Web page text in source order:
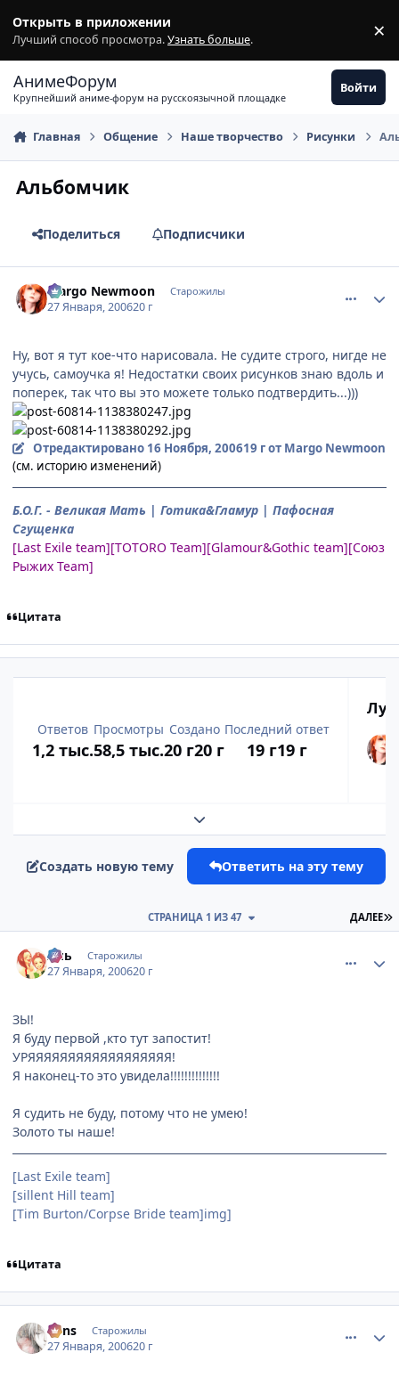
Открыть в приложении
Лучший способ просмотра.Узнать больше. ×
АнимеФорум
Крупнейший аниме-форум на русскоязычной площадке
Войти
Главная Общение Наше творчество Рисунки
Альбомчик
Поделиться Подписчики
Margo Newmoon Старожилы
27 Января, 200620 г
Ну, вот я тут кое-что нарисовала. Не судите строго, нигде не
учусь, самоучка я! Недостатки своих рисунков знаю вдоль и
поперек, так что вы это можете только подтвердить...)))
Отредактировано 16 Ноября, 200619 гот Margo Newmoon
(см. историю изменений)
Б.О.Г. - Великая Мать | Готика&Гламур | Пафосная
Сгущенка
[Last Exile team][TOTORO Team][Glamour&Gothic team][Союз
Рыжих Team]
Цитата
Ответов
1,2 тыс.
Просмотры
58,5 тыс.
Создано
20 г20 г
Последний ответ
19 г19 г
Развернуть обзор темы
Создать новую тему Ответить на эту тему
ДАЛЕЕ
СТРАНИЦА 1 ИЗ 47
Аль Старожилы
27 Января, 200620 г
ЗЫ!
Я буду первой ,кто тут запостит!
УРЯЯЯЯЯЯЯЯЯЯЯЯЯЯЯЯЯЯ!
Я наконец-то это увидела!!!!!!!!!!!!!!
Я судить не буду, потому что не умею!
Золото ты наше!
[Last Exile team]
[sillent Hill team]
[Tim Burton/Сorpse Bride team]img]
Цитата
vons Старожилы
27 Января, 200620 г